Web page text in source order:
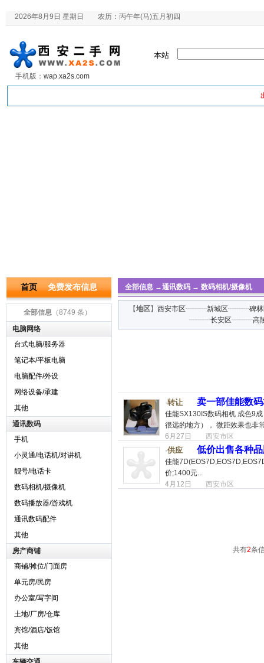
2026年8月9日 星期日 农历：丙午年(马)五月初四
手机版： wap.xa2s.com
本站
首页 免费发布信息
全部信息 （8749 条）
电脑网络
台式电脑/服务器
笔记本/平板电脑
电脑配件/外设
网络设备/承建
其他
通讯数码
手机
小灵通/电话机/对讲机
靓号/电话卡
数码相机/摄像机
数码播放器/游戏机
通讯数码配件
其他
房产商铺
商铺/摊位/门面房
单元房/民房
办公室/写字间
土地/厂房/仓库
宾馆/酒店/饭馆
其他
全部信息 →通讯数码 → 数码相机/摄像机
【地区】 西安市区┈┈┈新城区┈┈┈碑
┈┈┈长安区┈┈┈高
·转让 卖一部佳能数
佳能SX130IS数码相机 成色9
很远的地方）， 微距效果也非
6月27日
西安市区
·供应 低价出售各种
佳能
价;1400元...
4月12日
西安市区
共有2条